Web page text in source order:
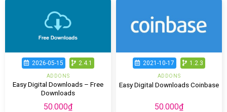
2026-05-15 2.4.1
ADDONS
Easy Digital Downloads – Free
Downloads
50.000₫
2021-10-17 1.2.3
ADDONS
Easy Digital Downloads Coinbase
50.000₫